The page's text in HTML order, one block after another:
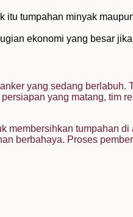
tumpahan minyak
ekonomi yang besar
yang sedang berlabuh.
yang matang, tim
tumpahan
berbahaya. Proses